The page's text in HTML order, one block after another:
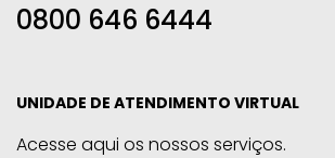
0800 646 6444
UNIDADE DE ATENDIMENTO VIRTUAL
Acesse aqui os nossos serviços.